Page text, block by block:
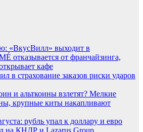
«ВкусВилл» выходит в
отказывается от франчайзинга,
кафе
в страхование заказов риски ударов
и альткоины взлетят? Мелкие
крупные киты накапливают
рубль упал к доллару и евро
на КНДР и Lazarus Group